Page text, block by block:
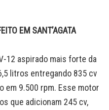
EM SANT’AGATA
12 aspirado mais forte da
litros entregando 835 cv
em 9.500 rpm. Esse motor
que adicionam 245 cv,